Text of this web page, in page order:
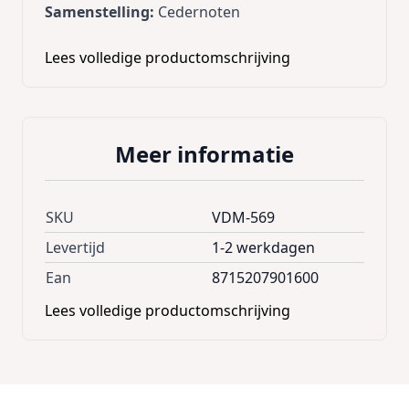
Samenstelling: Cedernoten
Voedingsadvies: geef enkele noten per dag
Lees volledige productomschrijving
Meer informatie
SKU
VDM-569
Levertijd
1-2 werkdagen
Ean
8715207901600
Lees volledige productomschrijving